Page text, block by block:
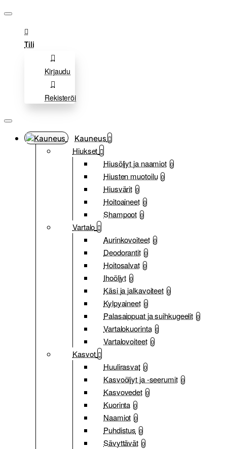
Tili
Kirjaudu
Rekisteröi
Kauneus
Hiukset
Hiusöljyt ja naamiot 0
Hiusten muotoilu 0
Hiusvärit 0
Hoitoaineet 0
Shampoot 0
Vartalo
Aurinkovoiteet 0
Deodorantit 0
Hoitosalvat 0
Ihoöljyt 0
Käsi ja jalkavoiteet 0
Kylpyaineet 0
Palasaippuat ja suihkugeelit 0
Vartalokuorinta 0
Vartalovoiteet 0
Kasvot
Huulirasvat 0
Kasvoöljyt ja -seerumit 0
Kasvovedet 0
Kuorinta 0
Naamiot 0
Puhdistus 0
Sävyttävät 0